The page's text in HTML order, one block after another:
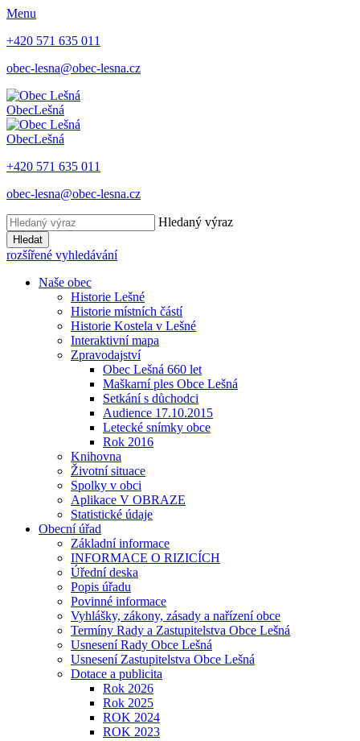
Menu
+420 571 635 011
obec-lesna@obec-lesna.cz
ObecLešná
ObecLešná
+420 571 635 011
obec-lesna@obec-lesna.cz
Hledaný výraz
Hledat
rozšířené vyhledávání
Naše obec
Historie Lešné
Historie místních částí
Historie Kostela v Lešné
Interaktivní mapa
Zpravodajství
Obec Lešná 660 let
Maškarní ples Obce Lešná
Setkání s důchodci
Audience 17.10.2015
Letecké snímky obce
Rok 2016
Knihovna
Životní situace
Spolky v obci
Aplikace V OBRAZE
Statistické údaje
Obecní úřad
Základní informace
INFORMACE O RIZICÍCH
Úřední deska
Popis úřadu
Povinné informace
Vyhlášky, zákony, zásady a nařízení obce
Termíny Rady a Zastupitelstva Obce Lešná
Usnesení Rady Obce Lešná
Usnesení Zastupitelstva Obce Lešná
Dotace a publicita
Rok 2026
Rok 2025
ROK 2024
ROK 2023